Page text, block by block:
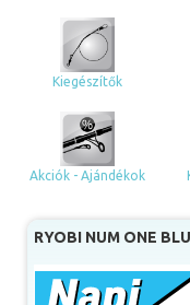
Kiegészítők
Akciók - Ajándékok
RYOBI NUM ONE